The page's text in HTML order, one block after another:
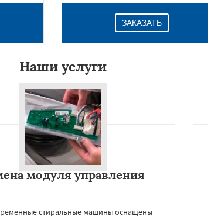
ЗАКАЗАТЬ
Наши услуги
модуля управления
стиральные машины оснащены
Даю согласие на обработку персональных данных